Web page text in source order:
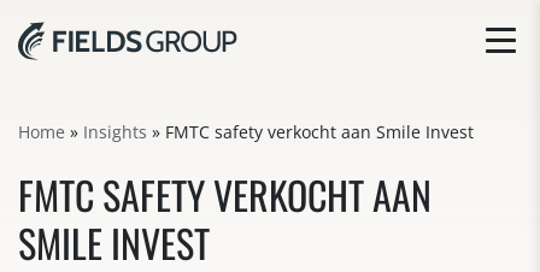
Home » Insights » FMTC safety verkocht aan Smile Invest
FMTC SAFETY VERKOCHT AAN
SMILE INVEST